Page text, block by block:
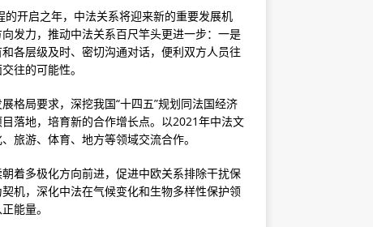
开启之年，中法关系将迎来新的重要发展机
发力，推动中法关系百尺竿头更进一步：一是
各层级及时、密切沟通对话，便利双方人员往
往的可能性。
格局要求，深挖我国“十四五”规划同法国经济
落地，培育新的合作增长点。以2021年中法文
旅游、体育、地方等领域交流合作。
着多极化方向前进，促进中欧关系排除干扰保
机，深化中法在气候变化和生物多样性保护领
能量。